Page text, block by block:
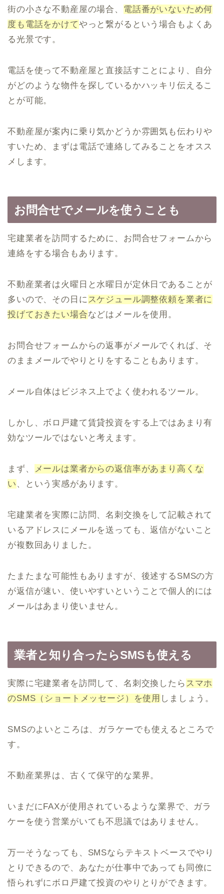
街の小さな不動産屋の場合、 電話番がいないため何
度も電話をかけてやっと繋がるという場合もよくあ
る光景です。
電話を使って不動産屋と直接話すことにより、自分
がどのような物件を探しているかハッキリ伝えるこ
とが可能。
不動産屋が案内に乗り気かどうか雰囲気も伝わりや
すいため、まずは電話で連絡してみることをオスス
メします。
お問合せでメールを使うことも
宅建業者を訪問するために、お問合せフォームから
連絡をする場合もあります。
不動産業者は火曜日と水曜日が定休日であることが
多いので、その日にスケジュール調整依頼を業者に
投げておきたい場合などはメールを使用。
お問合せフォームからの返事がメールでくれば、そ
のままメールでやりとりをすることもあります。
メール自体はビジネス上でよく使われるツール。
しかし、ボロ戸建て賃貸投資をする上ではあまり有
効なツールではないと考えます。
まず、
メールは業者からの返信率があまり高くな
い 、という実感があります。
宅建業者を実際に訪問、名刺交換をして記載されて
いるアドレスにメールを送っても、返信がないこと
が複数回ありました。
たまたまな可能性もありますが、後述するSMSの方
が返信が速い、使いやすいということで個人的には
メールはあまり使いません。
業者と知り合ったらSMSも使える
実際に宅建業者を訪問して、名刺交換したら スマホ
のSMS（ショートメッセージ）を使用 しましょう。
SMSのよいところは、ガラケーでも使えるところで
す。
不動産業界は、古くて保守的な業界。
いまだにFAXが使用されているような業界で、ガラ
ケーを使う営業がいても不思議ではありません。
万一そうなっても、SMSならテキストベースでやり
とりできるので、あなたが仕事中であっても同僚に
悟られずにボロ戸建て投資のやりとりができます。